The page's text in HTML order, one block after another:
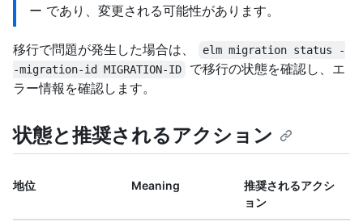
ー であり、変更される可能性があります。
移行で問題が発生した場合は、
elm migration status -
-migration-id MIGRATION-ID
で移行の状態を確認し、エ
ラー情報を確認します。
状態と推奨されるアクション
地位 Meaning
推奨されるアクシ
ョン